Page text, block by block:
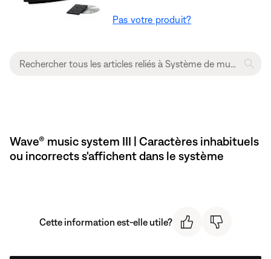
Pas votre produit?
Wave® music system III | Caractères inhabituels
ou incorrects s'affichent dans le système
Cette information est-elle utile?